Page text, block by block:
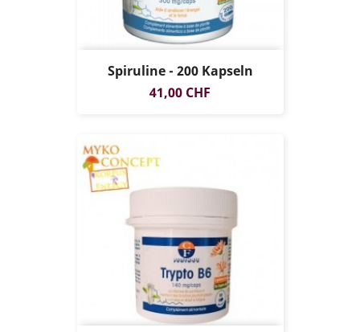
Spiruline - 200 Kapseln
Preis
41,00 CHF